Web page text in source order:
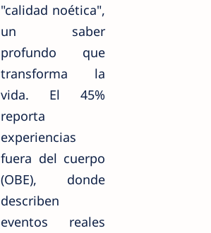
"calidad noética",
un saber
profundo que
transforma la
vida. El 45%
reporta
experiencias
fuera del cuerpo
(OBE), donde
describen
eventos reales